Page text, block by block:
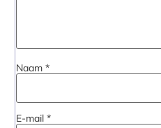
Naam *
E-mail *